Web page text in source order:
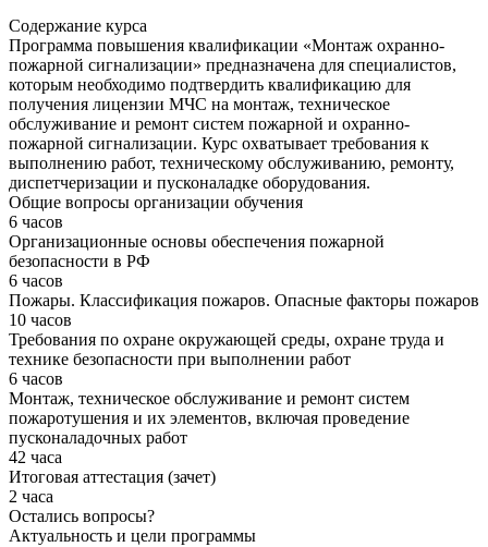
Содержание курса
Программа повышения квалификации «Монтаж охранно-
пожарной сигнализации» предназначена для специалистов,
которым необходимо подтвердить квалификацию для
получения лицензии МЧС на монтаж, техническое
обслуживание и ремонт систем пожарной и охранно-
пожарной сигнализации. Курс охватывает требования к
выполнению работ, техническому обслуживанию, ремонту,
диспетчеризации и пусконаладке оборудования.
Общие вопросы организации обучения
6 часов
Организационные основы обеспечения пожарной
безопасности в РФ
6 часов
Пожары. Классификация пожаров. Опасные факторы пожаров
10 часов
Требования по охране окружающей среды, охране труда и
технике безопасности при выполнении работ
6 часов
Монтаж, техническое обслуживание и ремонт систем
пожаротушения и их элементов, включая проведение
пусконаладочных работ
42 часа
Итоговая аттестация (зачет)
2 часа
Остались вопросы?
Актуальность и цели программы